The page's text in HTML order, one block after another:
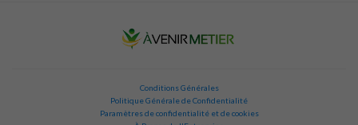
Conditions Générales
Politique Générale de Confidentialité
Paramètres de confidentialité et de cookies